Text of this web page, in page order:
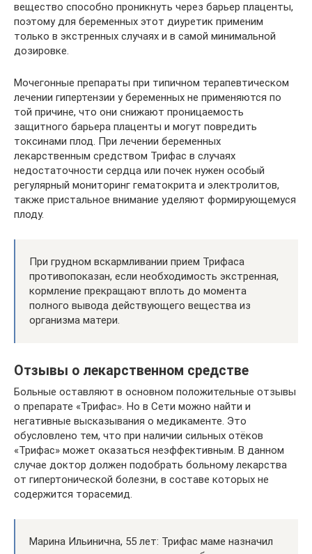
вещество способно проникнуть через барьер плаценты,
поэтому для беременных этот диуретик применим
только в экстренных случаях и в самой минимальной
дозировке.
Мочегонные препараты при типичном терапевтическом
лечении гипертензии у беременных не применяются по
той причине, что они снижают проницаемость
защитного барьера плаценты и могут повредить
токсинами плод. При лечении беременных
лекарственным средством Трифас в случаях
недостаточности сердца или почек нужен особый
регулярный мониторинг гематокрита и электролитов,
также пристальное внимание уделяют формирующемуся
плоду.
При грудном вскармливании прием Трифаса
противопоказан, если необходимость экстренная,
кормление прекращают вплоть до момента
полного вывода действующего вещества из
организма матери.
Отзывы о лекарственном средстве
Больные оставляют в основном положительные отзывы
о препарате «Трифас». Но в Сети можно найти и
негативные высказывания о медикаменте. Это
обусловлено тем, что при наличии сильных отёков
«Трифас» может оказаться неэффективным. В данном
случае доктор должен подобрать больному лекарства
от гипертонической болезни, в составе которых не
содержится торасемид.
Марина Ильинична, 55 лет: Трифас маме назначил